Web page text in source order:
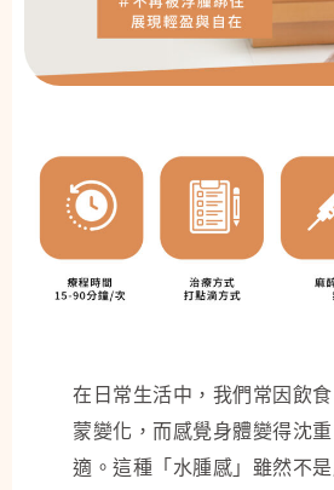
在日常生活中，我們常因飲
蒙變化，而感覺身體變得沈
適。這種「水腫感」雖然不